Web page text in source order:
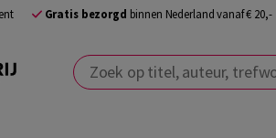
Gratis bezorgd binnen Nederland vanaf € 20,-
Zoek op titel, auteur, trefwoord